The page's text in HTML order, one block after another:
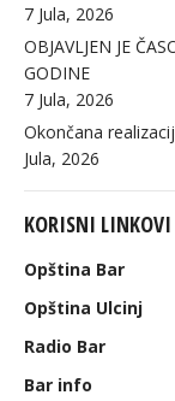
7 Jula, 2026
OBJAVLJEN JE
GODINE
7 Jula, 2026
Okončana
Jula, 2026
KORISNI LINKOVI
Opština Bar
Opština Ulcinj
Radio Bar
Bar info